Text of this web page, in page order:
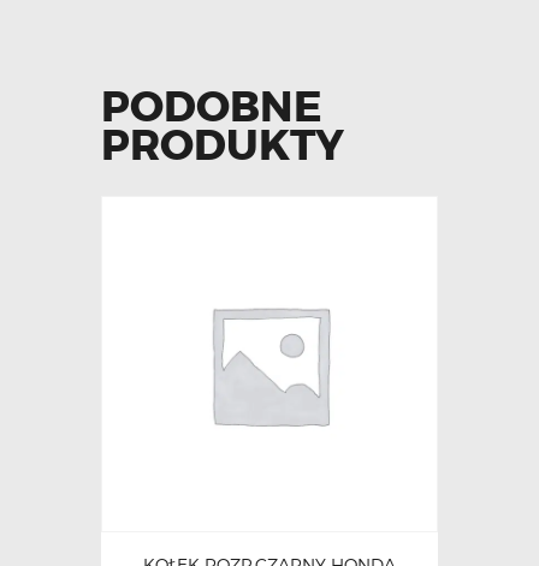
PODOBNE
PRODUKTY